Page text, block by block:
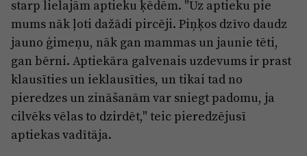
starp lielajām aptieku ķēdēm. "Uz aptieku pie
mums nāk ļoti dažādi pircēji. Piņķos dzīvo daudz
jauno ģimeņu, nāk gan mammas un jaunie tēti,
gan bērni. Aptiekāra galvenais uzdevums ir prast
klausīties un ieklausīties, un tikai tad no
pieredzes un zināšanām var sniegt padomu, ja
cilvēks vēlas to dzirdēt," teic pieredzējusī
aptiekas vadītāja.